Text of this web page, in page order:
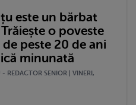
este un bărbat
o poveste
peste 20 de ani
minunată
REDACTOR SENIOR | VINERI,